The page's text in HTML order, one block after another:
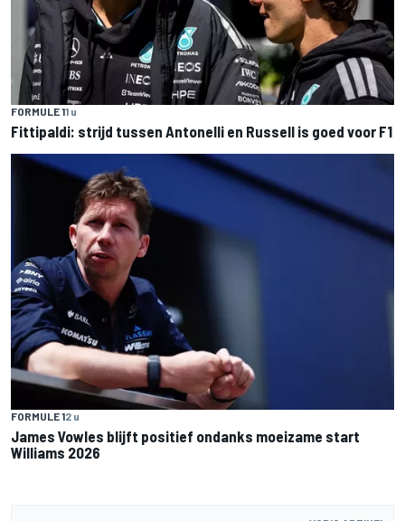
FORMULE 11 u
Fittipaldi: strijd tussen Antonelli en Russell is goed voor F1
FORMULE 12 u
James Vowles blijft positief ondanks moeizame start
Williams 2026